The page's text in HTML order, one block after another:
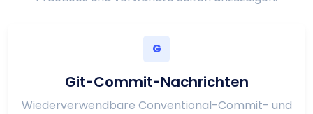
G
Git-Commit-Nachrichten
Wiederverwendbare Conventional-Commit- und